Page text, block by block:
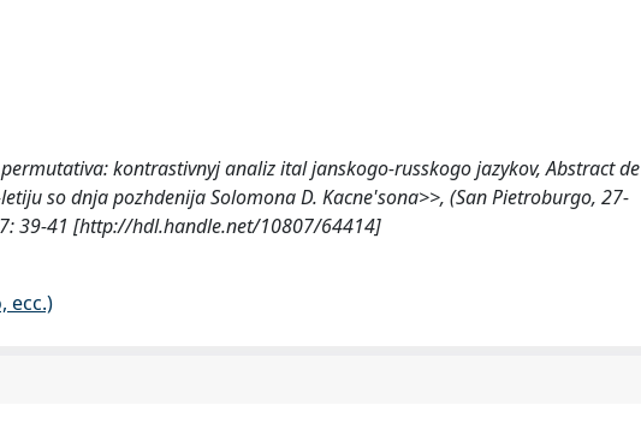
kontrastivnyj analiz ital janskogo-russkogo jazykov, Abstract de
so dnja pozhdenija Solomona D. Kacne'sona>>, (San Pietroburgo, 27-
39-41 [http://hdl.handle.net/10807/64414]
ecc.)